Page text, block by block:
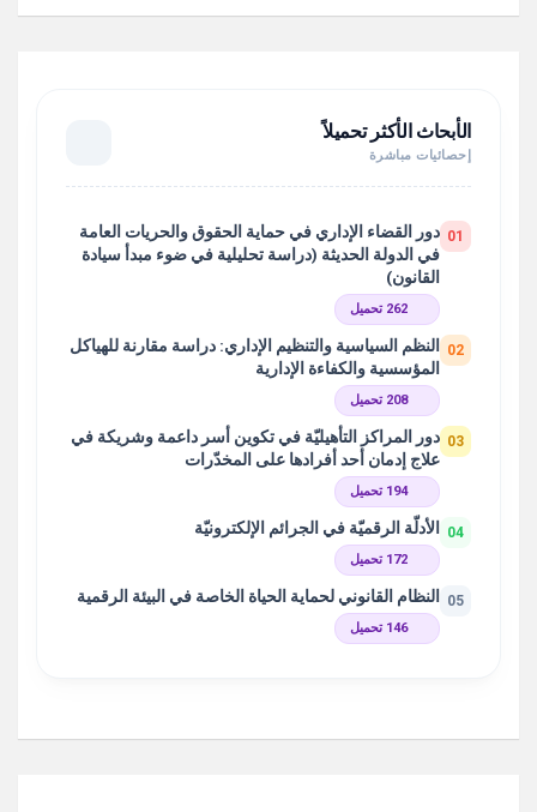
الأبحاث الأكثر تحميلاً
إحصائيات مباشرة
01 دور القضاء الإداري في حماية الحقوق والحريات العامة
في الدولة الحديثة (دراسة تحليلية في ضوء مبدأ سيادة
القانون)
262 تحميل
02
النظم السياسية والتنظيم الإداري: دراسة مقارنة للهياكل
المؤسسية والكفاءة الإدارية
208 تحميل
03 دور المراكز التأهيليّة في تكوين أسر داعمة وشريكة في
علاج إدمان أحد أفرادها على المخدّرات
194 تحميل
04 الأدلّة الرقميّة في الجرائم الإلكترونيّة
172 تحميل
05 النظام القانوني لحماية الحياة الخاصة في البيئة الرقمية
146 تحميل